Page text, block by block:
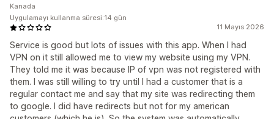
11 Mayıs 2026
Service is good but lots of issues with this app. When I had
VPN on it still allowed me to view my website using my VPN.
They told me it was because IP of vpn was not registered with
them. I was still willing to try until I had a customer that is a
regular contact me and say that my site was redirecting them
to google. I did have redirects but not for my american
Kanada
Uygulamayı kullanma süresi:14 gün